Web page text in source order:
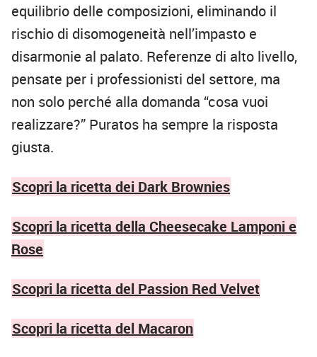
equilibrio delle composizioni, eliminando il
rischio di disomogeneità nell’impasto e
disarmonie al palato. Referenze di alto livello,
pensate per i professionisti del settore, ma
non solo perché alla domanda “cosa vuoi
realizzare?” Puratos ha sempre la risposta
giusta.
Scopri la ricetta dei Dark Brownies
Scopri la ricetta della Cheesecake Lamponi e
Rose
Scopri la ricetta del Passion Red Velvet
Scopri la ricetta del Macaron